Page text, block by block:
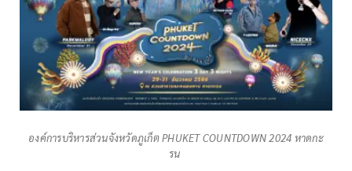
องค์การบริหารส่วนจังหวัดภูเก็ต PHUKET COUNTDOWN 2024 หาดกะ
รน